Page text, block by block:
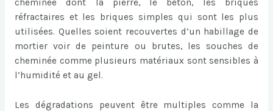
cheminée dont la pierre, le béton, les briques
réfractaires et les briques simples qui sont les plus
utilisées. Quelles soient recouvertes d’un habillage de
mortier voir de peinture ou brutes, les souches de
cheminée comme plusieurs matériaux sont sensibles à
l’humidité et au gel.
Les dégradations peuvent être multiples comme la